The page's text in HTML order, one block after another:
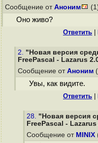
Сообщение от Аноним
Оно живо?
Ответить
2. "Новая версия
FreePascal - Lazarus
Сообщение от Аноним
Увы, как видите.
Ответить
28. "Новая версия
FreePascal -
Сообщение от MINIX